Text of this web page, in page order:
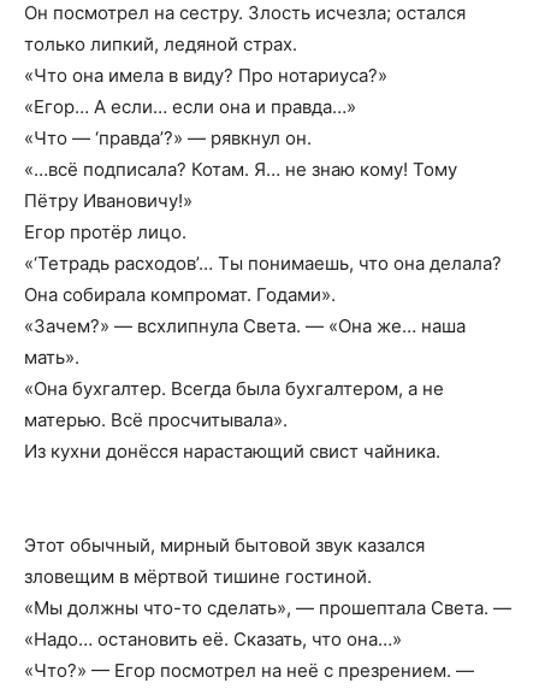
Он посмотрел на сестру. Злость исчезла; остался
только липкий, ледяной страх.
«Что она имела в виду? Про нотариуса?»
«Егор… А если… если она и правда…»
«Что — ‘правда’?» — рявкнул он.
«…всё подписала? Котам. Я… не знаю кому! Тому
Пётру Ивановичу!»
Егор протёр лицо.
«‘Тетрадь расходов’… Ты понимаешь, что она делала?
Она собирала компромат. Годами».
«Зачем?» — всхлипнула Света. — «Она же… наша
мать».
«Она бухгалтер. Всегда была бухгалтером, а не
матерью. Всё просчитывала».
Из кухни донёсся нарастающий свист чайника.
Этот обычный, мирный бытовой звук казался
зловещим в мёртвой тишине гостиной.
«Мы должны что-то сделать», — прошептала Света. —
«Надо… остановить её. Сказать, что она…»
«Что?» — Егор посмотрел на неё с презрением. —